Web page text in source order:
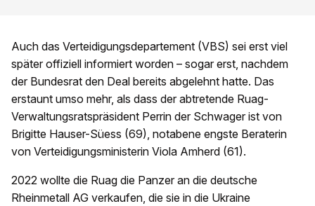
Auch das Verteidigungsdepartement (VBS) sei erst viel
später offiziell informiert worden – sogar erst, nachdem
der Bundesrat den Deal bereits abgelehnt hatte. Das
erstaunt umso mehr, als dass der abtretende Ruag-
Verwaltungsratspräsident Perrin der Schwager ist von
Brigitte Hauser-Süess (69), notabene engste Beraterin
von Verteidigungsministerin Viola Amherd (61).
2022 wollte die Ruag die Panzer an die deutsche
Rheinmetall AG verkaufen, die sie in die Ukraine